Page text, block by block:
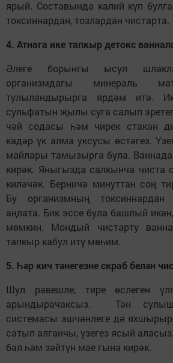
ярый. Составында калий күп
токсиннардан, тозлардан чистарта.
4. Атнага ике тапкыр детокс
Әлеге борынгы ысул
организмдагы минераль
тулыландырырга ярдәм итә.
сульфатын җылы суга салып
чәй содасы һәм чирек стакан
кадәр үк алма уксусы өстәгез.
майлары тамызырга була. Ваннада
кирәк. Яныгызда салкынча чиста
киләчәк. Берничә минуттан соң
Бу организмның
аңлата. Бик эссе була башлый
мөмкин. Мондый чистарту
тапкыр кабул итү мөһим.
5. Һәр кич тәнегезне скраб белән
Шул рәвешле, тире өслеген
арындырачаксыз. Тән
системасы эшчәнлеге дә
сатып алганчы, үзегез ясый
бал һәм зәйтүн мае гына кирәк.